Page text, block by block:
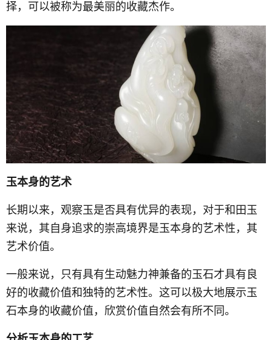
择，可以被称为最美丽的收藏杰作。
玉本身的艺术
长期以来，观察玉是否具有优异的表现，对于和田玉
来说，其自身追求的崇高境界是玉本身的艺术性，其
艺术价值。
一般来说，只有具有生动魅力神兼备的玉石才具有良
好的收藏价值和独特的艺术性。这可以极大地展示玉
石本身的收藏价值，欣赏价值自然会有所不同。